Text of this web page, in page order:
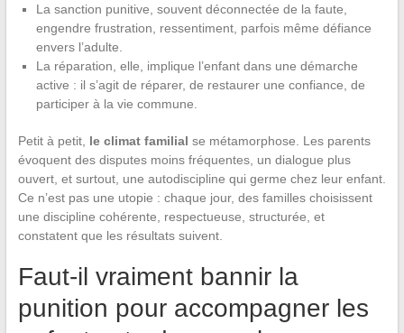
La sanction punitive, souvent déconnectée de la faute,
engendre frustration, ressentiment, parfois même défiance
envers l’adulte.
La réparation, elle, implique l’enfant dans une démarche
active : il s’agit de réparer, de restaurer une confiance, de
participer à la vie commune.
Petit à petit, le climat familial se métamorphose. Les parents
évoquent des disputes moins fréquentes, un dialogue plus
ouvert, et surtout, une autodiscipline qui germe chez leur enfant.
Ce n’est pas une utopie : chaque jour, des familles choisissent
une discipline cohérente, respectueuse, structurée, et
constatent que les résultats suivent.
Faut-il vraiment bannir la
punition pour accompagner les